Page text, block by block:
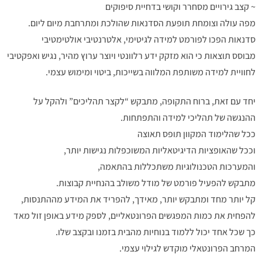
~ קצב גירויים מסחרר וקושי בדחיית סיפוקים
מפה עולה וצומחת תופעת הסדנאות שהולכת ומתרחבת מיום ליום.
סדנאות הפכו לפורמט למידה לגיטימי, אלטרנטיבי אולטימטיבי
מבוסס תוצאות כי הוא מזקק ידע רלוונטי ויוצר ערוץ מהיר, נגיש ואפקטיבי
לחוויית למידה משותפת המלווה בשייכות, ביטוי ומימוש עצמי.
יחד עם זאת, ברוח התקופה, מתבקש “לקצר תהליכים” ולהקל על
ההנגשה של תהליכי למידה והתפתחות.
ככל שהלימוד המקוון תופס תאוצה
וככל שהאופציות הדיגיטאליות המשוכפלות נגישות יותר,
והמערכות הטכנולוגיות משתכללות בהתאמה,
מתבקש להפעיל פורמט של מודל משולב בהנחיית קבוצות.
קל יותר מחד ומתבקש יותר, מאידך, להפריד את המידע מההתנסות,
להפחית את כמות המפגשים הפרונטאליים, לספק מידע באופן זול מאד
כך שכל אחד יכול ללמוד בנוחיות מהבית בזמנו ובקצב שלו.
המרחב הפרונטאלי מוקדש לגילוי עצמי.